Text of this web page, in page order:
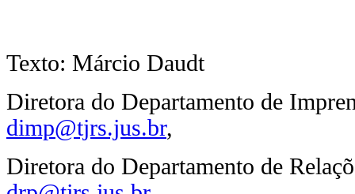
Texto: Márcio Daudt
Diretora do Departamento de
dimp@tjrs.jus.br,
Diretora do Departamento de